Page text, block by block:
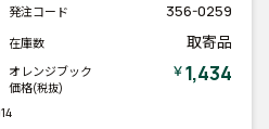
発注コード 356-0259
在庫数 取寄品
オレンジブック
価格(税抜)
￥1,434
14